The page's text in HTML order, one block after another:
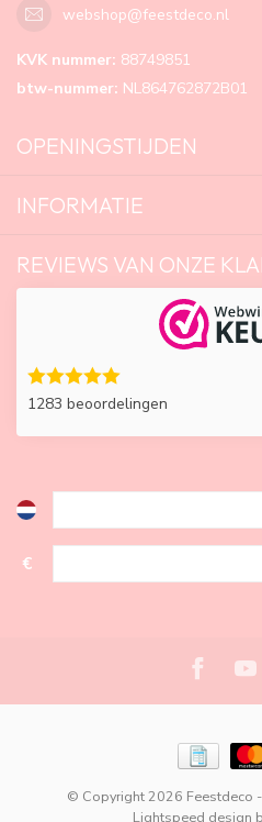
webshop@feestdeco.nl
KVK nummer: 88749851
btw-nummer: NL864762872B01
OPENINGSTIJDEN
INFORMATIE
REVIEWS VAN ONZE
1283 beoordelingen
€
© Copyright 2026 Feestdeco
Lightspeed design